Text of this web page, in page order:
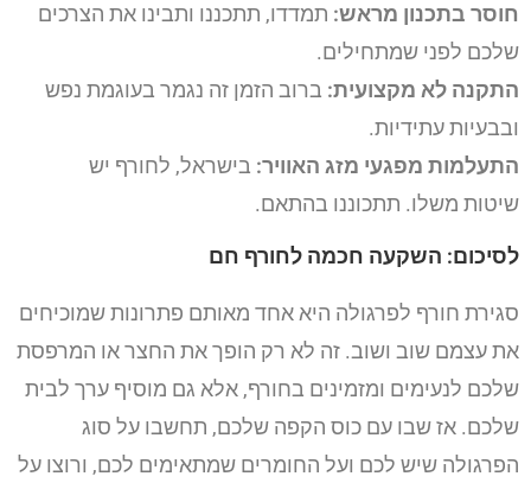
חוסר בתכנון מראש: תמדדו, תתכננו ותבינו את הצרכים
שלכם לפני שמתחילים.
התקנה לא מקצועית: ברוב הזמן זה נגמר בעוגמת נפש
ובבעיות עתידיות.
התעלמות מפגעי מזג האוויר: בישראל, לחורף יש
שיטות משלו. תתכוננו בהתאם.
לסיכום: השקעה חכמה לחורף חם
סגירת חורף לפרגולה היא אחד מאותם פתרונות שמוכיחים
את עצמם שוב ושוב. זה לא רק הופך את החצר או המרפסת
שלכם לנעימים ומזמינים בחורף, אלא גם מוסיף ערך לבית
שלכם. אז שבו עם כוס הקפה שלכם, תחשבו על סוג
הפרגולה שיש לכם ועל החומרים שמתאימים לכם, ורוצו על